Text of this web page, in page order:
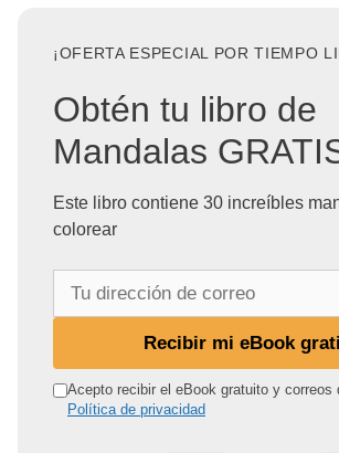
¡OFERTA ESPECIAL POR TIEMPO
Obtén tu libro de
Mandalas
Este libro contiene 30 increíbles
colorear
r
Recibir mi eBook
Acepto recibir el eBook gratuito y correos
Política de privacidad